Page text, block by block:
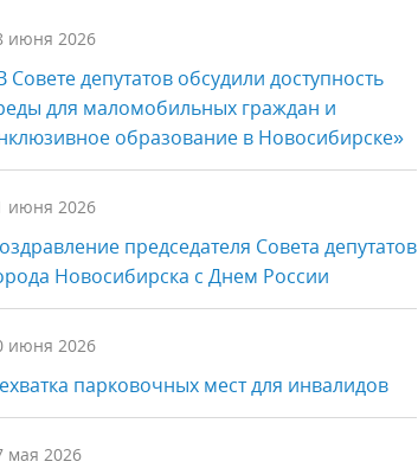
июня 2026
Совете депутатов обсудили доступность
для маломобильных граждан и
образование в Новосибирске»
июня 2026
председателя Совета депутатов
Новосибирска с Днем России
июня 2026
парковочных мест для инвалидов
мая 2026